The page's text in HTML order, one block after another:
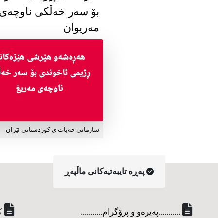
بۆ سەر خەڵکی
مەریوان
سازمانی خەبات ی کوردستانی ئێران
په‌ڕه‌ تایبه‌تیه‌کانی ماڵپه‌ڕ
...........په‌یره‌و و پرۆگرام...........